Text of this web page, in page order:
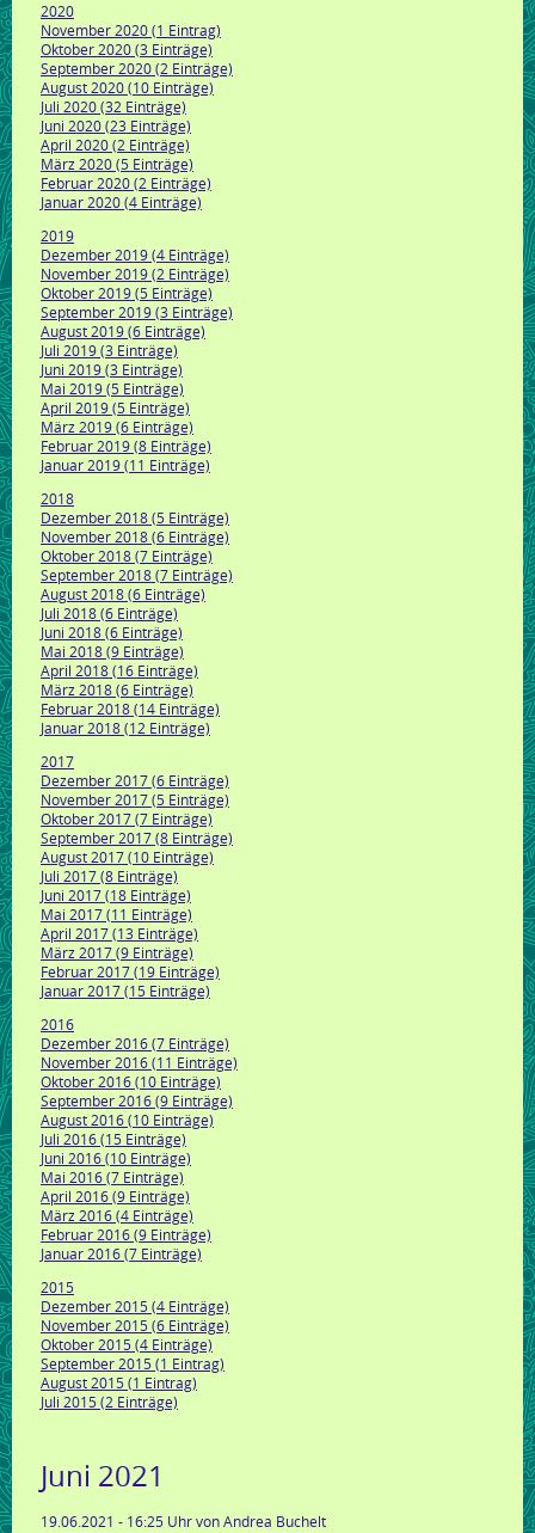
2020
November 2020 (1 Eintrag)
Oktober 2020 (3 Einträge)
September 2020 (2 Einträge)
August 2020 (10 Einträge)
Juli 2020 (32 Einträge)
Juni 2020 (23 Einträge)
April 2020 (2 Einträge)
März 2020 (5 Einträge)
Februar 2020 (2 Einträge)
Januar 2020 (4 Einträge)
2019
Dezember 2019 (4 Einträge)
November 2019 (2 Einträge)
Oktober 2019 (5 Einträge)
September 2019 (3 Einträge)
August 2019 (6 Einträge)
Juli 2019 (3 Einträge)
Juni 2019 (3 Einträge)
Mai 2019 (5 Einträge)
April 2019 (5 Einträge)
März 2019 (6 Einträge)
Februar 2019 (8 Einträge)
Januar 2019 (11 Einträge)
2018
Dezember 2018 (5 Einträge)
November 2018 (6 Einträge)
Oktober 2018 (7 Einträge)
September 2018 (7 Einträge)
August 2018 (6 Einträge)
Juli 2018 (6 Einträge)
Juni 2018 (6 Einträge)
Mai 2018 (9 Einträge)
April 2018 (16 Einträge)
März 2018 (6 Einträge)
Februar 2018 (14 Einträge)
Januar 2018 (12 Einträge)
2017
Dezember 2017 (6 Einträge)
November 2017 (5 Einträge)
Oktober 2017 (7 Einträge)
September 2017 (8 Einträge)
August 2017 (10 Einträge)
Juli 2017 (8 Einträge)
Juni 2017 (18 Einträge)
Mai 2017 (11 Einträge)
April 2017 (13 Einträge)
März 2017 (9 Einträge)
Februar 2017 (19 Einträge)
Januar 2017 (15 Einträge)
2016
Dezember 2016 (7 Einträge)
November 2016 (11 Einträge)
Oktober 2016 (10 Einträge)
September 2016 (9 Einträge)
August 2016 (10 Einträge)
Juli 2016 (15 Einträge)
Juni 2016 (10 Einträge)
Mai 2016 (7 Einträge)
April 2016 (9 Einträge)
März 2016 (4 Einträge)
Februar 2016 (9 Einträge)
Januar 2016 (7 Einträge)
2015
Dezember 2015 (4 Einträge)
November 2015 (6 Einträge)
Oktober 2015 (4 Einträge)
September 2015 (1 Eintrag)
August 2015 (1 Eintrag)
Juli 2015 (2 Einträge)
Juni 2021
19.06.2021 - 16:25 Uhrvon Andrea Buchelt